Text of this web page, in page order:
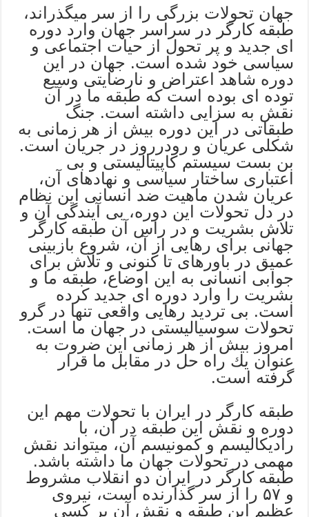
جهان تحولات بزرگی را از سر میگذراند،
طبقه كارگر در سراسر جهان وارد دوره
ای جدید و پر تحول از حیات اجتماعی و
سیاسی خود شده است. جهان در این
دوره شاهد اعتراض و نارضایتی وسیع
توده ای بوده است كه طبقه ما در آن
نقش به سزایی داشته است. جنگ
طبقاتی در این دوره بیش از هر زمانی به
شكلی عریان و رودرروز در جریان است.
بن بست سیستم كاپیتالیستی و بی
اعتباری ساختار سیاسی و نهادهای آن،
عریان شدن ماهیت ضد انسانی این نظام
در دل تحولات این دوره، بی آیندگی آن و
تلاش بشریت و در راس آن طبقه كارگر
جهانی برای رهایی از آن، شروع بازبینی
عمیق در باورهای تا كنونی و تلاش برای
جوابی انسانی به این اوضاع، طبقه ما و
بشریت را وارد دوره ای جدید كرده
است. بی تردید رهایی واقعی تنها در گرو
تحولات سوسیالیستی در جهان ما است.
امروز بیش از هر زمانی این ضروت به
عنوان یك راه حل در مقابل ما قرار
گرفته است.
طبقه كارگر در ایران با تحولات مهم این
دوره و نقش این طبقه در آن، با
رادیكالیسم و كمونیسم آن، میتواند نقش
مهمی در تحولات جهان ما داشته باشد.
طبقه كارگر در ایران دو انقلاب مشروط
و ۵۷ را از سر گذارنده است، نیروی
عظیم این طبقه و نقش آن بر كسی